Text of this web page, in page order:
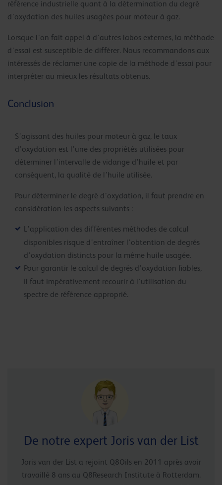
référence industrielle quant à la détermination du degré
d’oxydation des huiles usagées pour moteur à gaz.
Lorsque l’on fait appel à d’autres labos externes, la méthode
d’essai est susceptible de différer. Nous recommandons aux
intéressés de réclamer une copie de la méthode d’essai pour
interpréter au mieux les résultats obtenus.
Conclusion
S’agissant des huiles pour moteur à gaz, le taux
d’oxydation est l’une des propriétés utilisées pour
déterminer l’intervalle de vidange d’huile et par
conséquent, la qualité de l’huile utilisée.
Pour déterminer le degré d’oxydation, il faut prendre en
considération les aspects suivants :
L’application des différentes méthodes de calcul
disponibles risque d’entraîner l’obtention de degrés
d’oxydation distincts pour la même huile usagée.
Pour garantir le calcul de degrés d’oxydation fiables,
il faut impérativement recourir à l’utilisation du
spectre de référence approprié.
De notre expert Joris van der List
Joris van der List a rejoint Q8Oils en 2011 après avoir
travaillé 8 ans au Q8Research Institute à Rotterdam.